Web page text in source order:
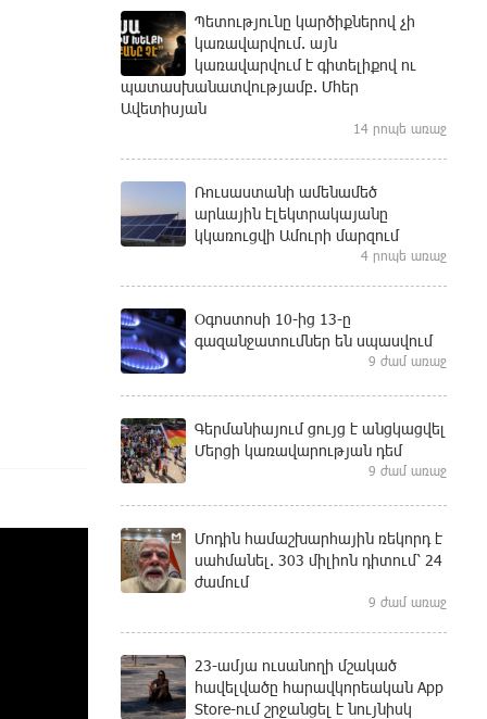
Պետությունը կարծիքներով չի
կառավարվում. այն
կառավարվում է գիտելիքով ու
պատասխանատվությամբ. Մհեր
Ավետիսյան
14 րոպե առաջ
Ռուսաստանի ամենամեծ
արևային էլեկտրակայանը
կկառուցվի Ամուրի մարզում
4 րոպե առաջ
Օգոստոսի 10-ից 13-ը
գազանջատումներ են սպասվում
9 ժամ առաջ
Գերմանիայում ցույց է անցկացվել
Մերցի կառավարության դեմ
9 ժամ առաջ
Մոդին համաշխարհային ռեկորդ է
սահմանել. 303 միլիոն դիտում՝ 24
ժամում
9 ժամ առաջ
23-ամյա ուսանողի մշակած
հավելվածը հարավկորեական App
Store-ում շրջանցել է նույնիսկ